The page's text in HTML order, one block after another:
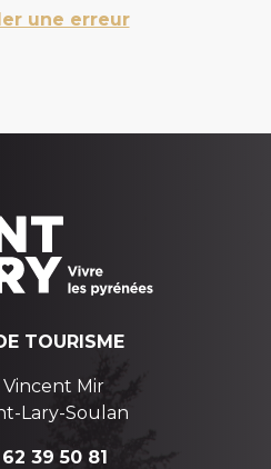
une erreur
TOURISME
Mir
Lary-Soulan
39 50 81